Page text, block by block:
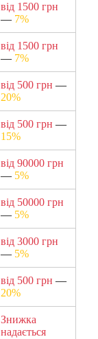
від 1500 грн
— 7%
від 1500 грн
— 7%
від 500 грн —
20%
від 500 грн —
15%
від 90000 грн
— 5%
від 50000 грн
— 5%
від 3000 грн
— 5%
від 500 грн —
20%
Знижка
надається